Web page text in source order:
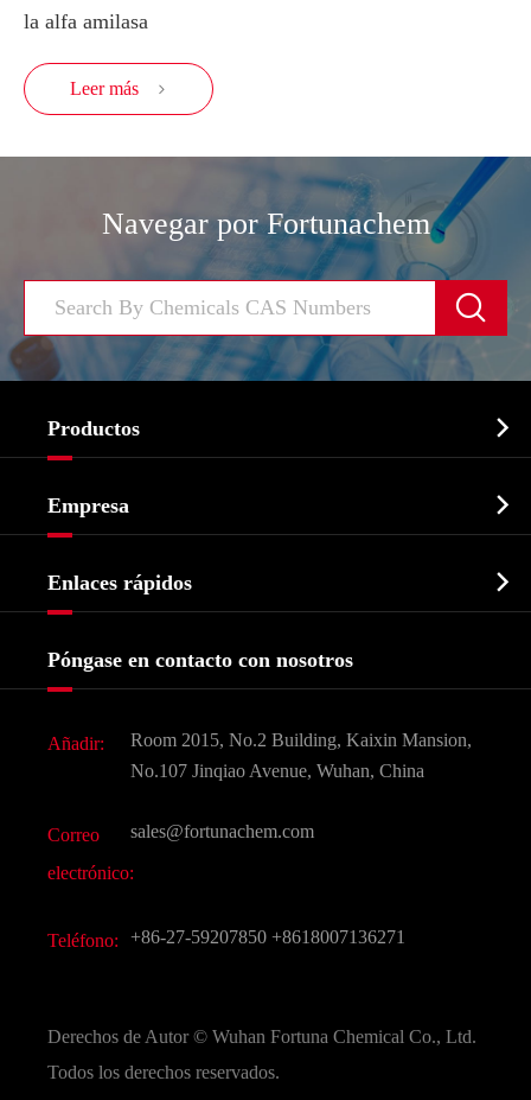
la alfa amilasa
Leer más 
Navegar por Fortunachem

Productos 
Bioquímico
Agroquímicos e intermedios
Ingredientes Cosméticos
Sabores y fragancias
CAS químico
Todos los productos químicos finos
Empresa 
Historia de la empresa
Enlaces rápidos 
Preguntas frecuentes (FAQ)
Póngase en contacto con nosotros
Añadir:
Room 2015, No.2 Building, Kaixin Mansion,
No.107 Jinqiao Avenue, Wuhan, China
Correo
electrónico:
sales@fortunachem.com
Teléfono: +86-27-59207850 +8618007136271
Derechos de Autor © Wuhan Fortuna Chemical Co., Ltd.
Todos los derechos reservados.